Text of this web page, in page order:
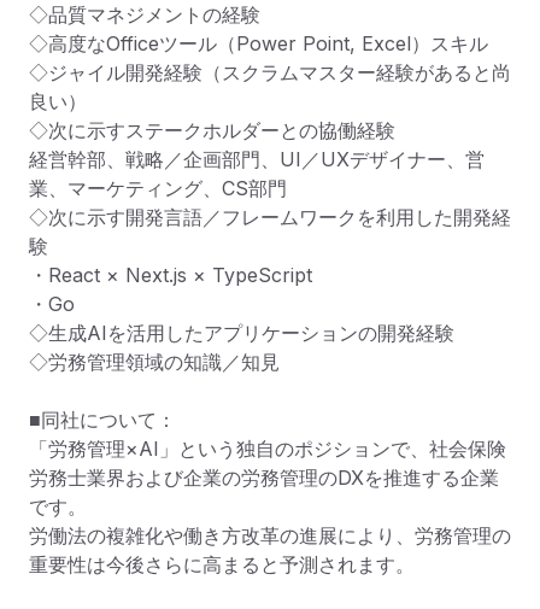
◇品質マネジメントの経験
◇高度なOfficeツール（Power Point, Excel）スキル
◇ジャイル開発経験（スクラムマスター経験があると尚
良い）
◇次に示すステークホルダーとの協働経験
経営幹部、戦略／企画部門、UI／UXデザイナー、営
業、マーケティング、CS部門
◇次に示す開発言語／フレームワークを利用した開発経
験
・React × Next.js × TypeScript
・Go
◇生成AIを活用したアプリケーションの開発経験
◇労務管理領域の知識／知見
■同社について：
「労務管理×AI」という独自のポジションで、社会保険
労務士業界および企業の労務管理のDXを推進する企業
です。
労働法の複雑化や働き方改革の進展により、労務管理の
重要性は今後さらに高まると予測されます。